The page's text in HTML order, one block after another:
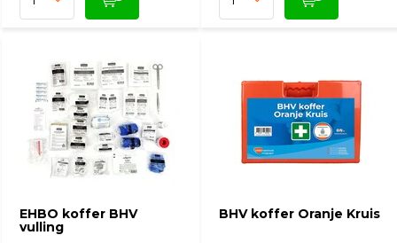
EHBO koffer BHV
vulling
BHV koffer Oranje Kruis